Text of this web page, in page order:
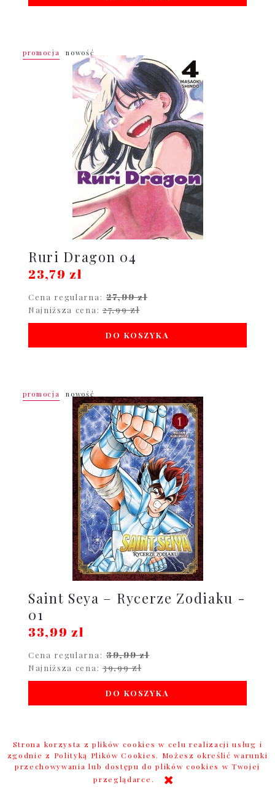
Strona korzysta z plików cookies w celu realizacji usług i
zgodnie z Polityką Plików Cookies. Możesz określić warunki
przechowywania lub dostępu do plików cookies w Twojej
przeglądarce.
Ruri Dragon 04
23,79 zł
Cena regularna: 27,99 zł
Najniższa cena: 27,99 zł
DO KOSZYKA
promocja nowość
Saint Seya – Rycerze Zodiaku -
01
33,99 zł
Cena regularna: 39,99 zł
Najniższa cena: 39,99 zł
DO KOSZYKA
promocja nowość
promocja